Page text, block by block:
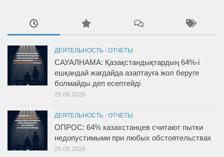
ДЕЯТЕЛЬНОСТЬ / ОТЧЕТЫ
САУАЛНАМА: Қазақстандықтардың 64%-і
ешқандай жағдайда азаптауға жол беруге
болмайды деп есептейді
26.06.2026
ДЕЯТЕЛЬНОСТЬ / ОТЧЕТЫ
ОПРОС: 64% казахстанцев считают пытки
недопустимыми при любых обстоятельствах
26.06.2026